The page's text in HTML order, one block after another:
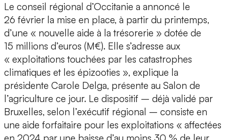
Le conseil régional d’Occitanie a annoncé le
26 février la mise en place, à partir du printemps,
d’une « nouvelle aide à la trésorerie » dotée de
15 millions d’euros (M€). Elle s’adresse aux
« exploitations touchées par les catastrophes
climatiques et les épizooties », explique la
présidente Carole Delga, présente au Salon de
l’agriculture ce jour. Le dispositif – déjà validé par
Bruxelles, selon l’exécutif régional – consiste en
une aide forfaitaire pour les exploitations « affectées